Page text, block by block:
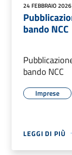
24 FEBBRAIO 2026
bando NCC
bando NCC
Imprese
LEGGI DI PIÙ